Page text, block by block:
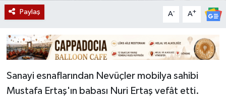
Paylaş A- A+
Sanayi esnaflarından Nevüçler mobilya sahibi
Mustafa Ertaş'ın babası Nuri Ertaş vefât etti.